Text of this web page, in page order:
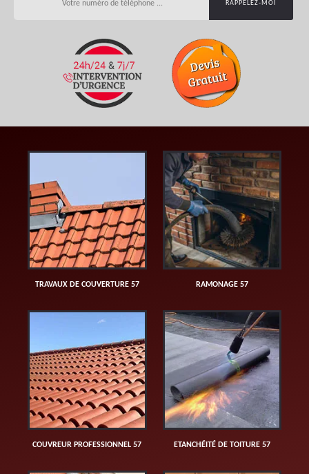
TRAVAUX DE COUVERTURE 57 RAMONAGE 57
COUVREUR PROFESSIONNEL 57 ETANCHÉITÉ DE TOITURE 57